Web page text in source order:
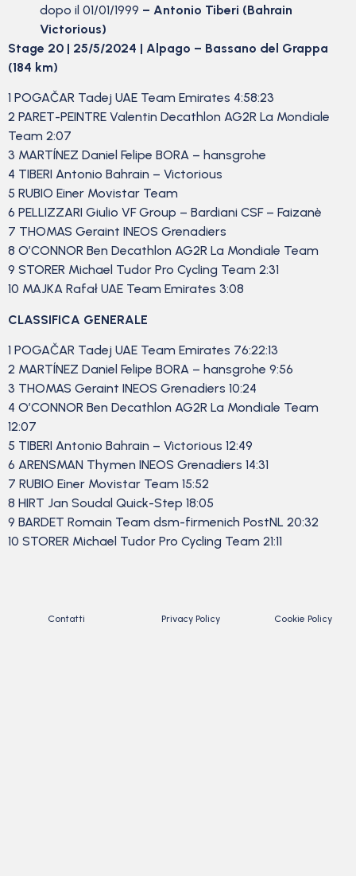
dopo il 01/01/1999 – Antonio Tiberi (Bahrain
Victorious)
Stage 20 | 25/5/2024 | Alpago – Bassano del Grappa
(184 km)
1 POGAČAR Tadej UAE Team Emirates 4:58:23
2 PARET-PEINTRE Valentin Decathlon AG2R La Mondiale
Team 2:07
3 MARTÍNEZ Daniel Felipe BORA – hansgrohe
4 TIBERI Antonio Bahrain – Victorious
5 RUBIO Einer Movistar Team
6 PELLIZZARI Giulio VF Group – Bardiani CSF – Faizanè
7 THOMAS Geraint INEOS Grenadiers
8 O’CONNOR Ben Decathlon AG2R La Mondiale Team
9 STORER Michael Tudor Pro Cycling Team 2:31
10 MAJKA Rafał UAE Team Emirates 3:08
CLASSIFICA GENERALE
1 POGAČAR Tadej UAE Team Emirates 76:22:13
2 MARTÍNEZ Daniel Felipe BORA – hansgrohe 9:56
3 THOMAS Geraint INEOS Grenadiers 10:24
4 O’CONNOR Ben Decathlon AG2R La Mondiale Team
12:07
5 TIBERI Antonio Bahrain – Victorious 12:49
6 ARENSMAN Thymen INEOS Grenadiers 14:31
7 RUBIO Einer Movistar Team 15:52
8 HIRT Jan Soudal Quick-Step 18:05
9 BARDET Romain Team dsm-firmenich PostNL 20:32
10 STORER Michael Tudor Pro Cycling Team 21:11
Contatti Privacy Policy Cookie Policy